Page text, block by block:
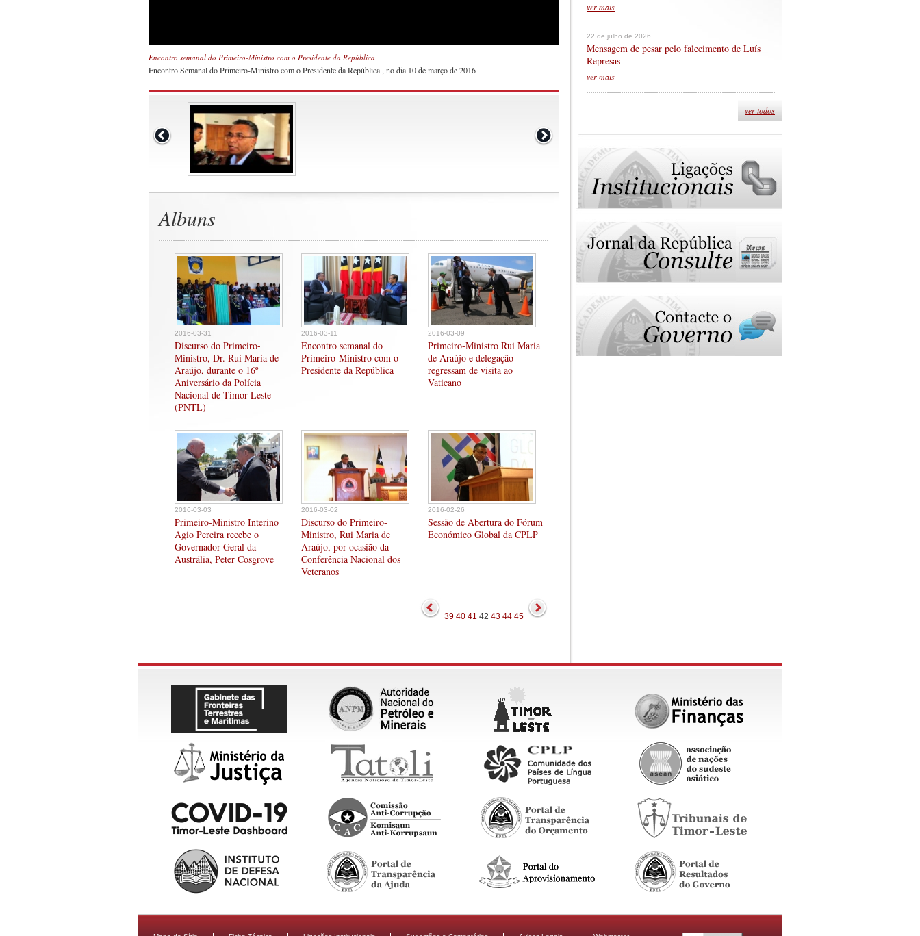
ver mais
22 de julho de 2026
Mensagem de pesar pelo falecimento de Luís
Represas
ver mais
ver todos
Encontro semanal do Primeiro-Ministro com o Presidente da República
Encontro Semanal do Primeiro-Ministro com o Presidente da República , no dia 10 de março de 2016
Albuns
2016-03-31
Discurso do Primeiro-
Ministro, Dr. Rui Maria de
Araújo, durante o 16º
Aniversário da Polícia
Nacional de Timor-Leste
(PNTL)
2016-03-11
Encontro semanal do
Primeiro-Ministro com o
Presidente da República
2016-03-09
Primeiro-Ministro Rui Maria
de Araújo e delegação
regressam de visita ao
Vaticano
2016-03-03
Primeiro-Ministro Interino
Agio Pereira recebe o
Governador-Geral da
Austrália, Peter Cosgrove
2016-03-02
Discurso do Primeiro-
Ministro, Rui Maria de
Araújo, por ocasião da
Conferência Nacional dos
Veteranos
2016-02-26
Sessão de Abertura do Fórum
Económico Global da CPLP
39 40 41 42 43 44 45